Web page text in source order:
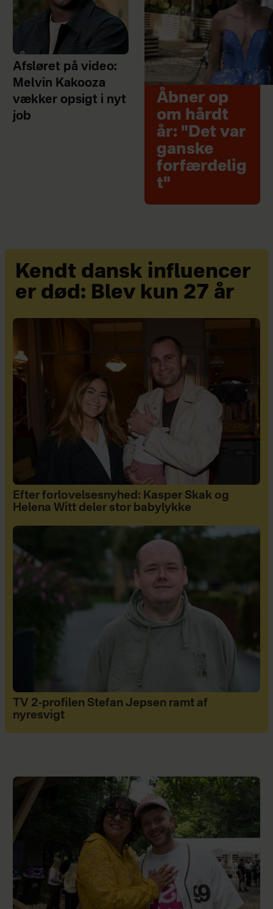
Afsløret på video:
Melvin Kakooza
vækker opsigt i nyt
job
Åbner op
om hårdt
år: "Det var
ganske
forfærdelig
t"
Kendt dansk influencer
er død: Blev kun 27 år
Efter forlovelsesnyhed: Kasper Skak og
Helena Witt deler stor babylykke
TV 2-profilen Stefan Jepsen ramt af
nyresvigt